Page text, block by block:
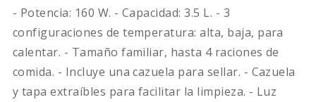
- Potencia: 160 W. - Capacidad: 3.5 L. - 3
configuraciones de temperatura: alta, baja, para
calentar. - Tamaño familiar, hasta 4 raciones de
comida. - Incluye una cazuela para sellar. - Cazuela
y tapa extraíbles para facilitar la limpieza. - Luz